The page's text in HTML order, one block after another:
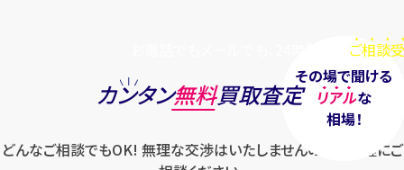
ご相談
その場で聞ける
リアルな
相場！
カンタン無料買取査定
どんなご相談でもOK! 無理な交渉はいたしませんのでお気軽にご